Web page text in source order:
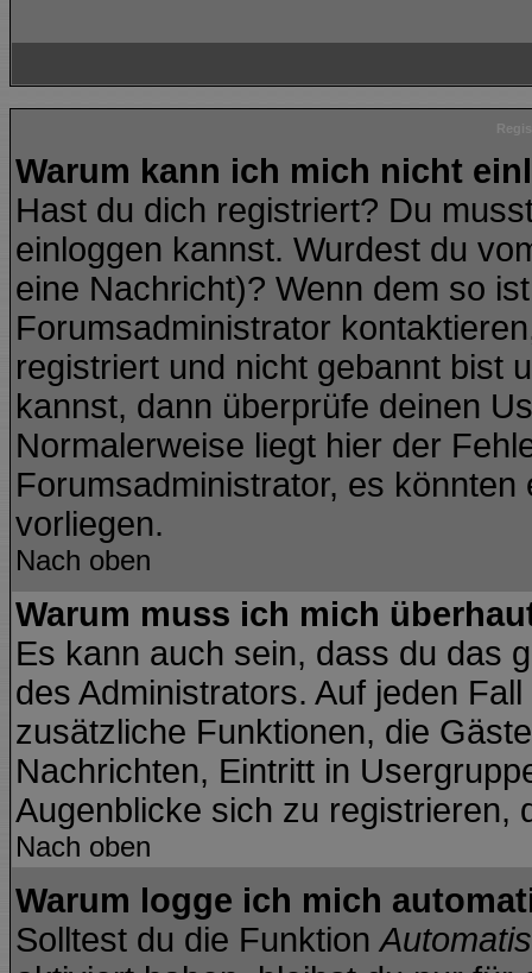
Warum kann ich mich nicht
Hast du dich registriert? Du
einloggen kannst. Wurdest du
eine Nachricht)? Wenn dem so
Forumsadministrator
registriert und nicht gebannt bist
kannst, dann überprüfe deinen
Normalerweise liegt hier der
Forumsadministrator, es
vorliegen.
Nach oben
Warum muss ich mich
Es kann auch sein, dass du das
des Administrators. Auf jeden
zusätzliche Funktionen, die
Nachrichten, Eintritt in
Augenblicke sich zu registrieren,
Nach oben
Warum logge ich mich
Solltest du die Funktion